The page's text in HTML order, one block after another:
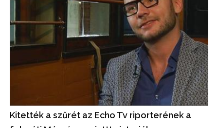
Kitették a szűrét az Echo Tv riporterének a